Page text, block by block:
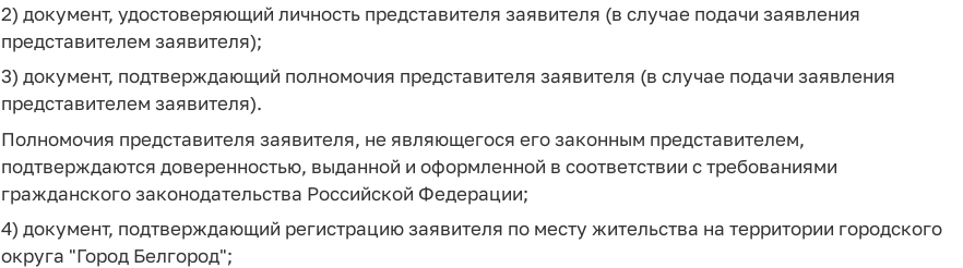
2) документ, удостоверяющий личность представителя заявителя (в случае подачи заявления
представителем заявителя);
3) документ, подтверждающий полномочия представителя заявителя (в случае подачи заявления
представителем заявителя).
Полномочия представителя заявителя, не являющегося его законным представителем,
подтверждаются доверенностью, выданной и оформленной в соответствии с требованиями
гражданского законодательства Российской Федерации;
4) документ, подтверждающий регистрацию заявителя по месту жительства на территории городского
округа "Город Белгород";